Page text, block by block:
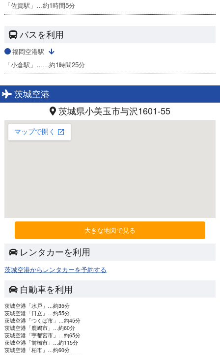
「佐賀駅」…約1時間5分
バスを利用
福岡空港駅
「小倉駅」……約1時間25分
茨城空港
茨城県小美玉市与沢1601-55
大きな地図で見る
レンタカーを利用
茨城空港からレンタカーを予約する
自動車を利用
茨城空港「水戸」…約35分
茨城空港「日立」…約55分
茨城空港「つくば市」…約45分
茨城空港「鹿嶋市」…約60分
茨城空港「宇都宮市」…約65分
茨城空港「前橋市」…約115分
茨城空港「柏市」…約60分